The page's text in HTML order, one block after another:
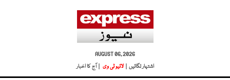
AUGUST 06, 2026
اشتہار لگائیں |
لائیو ٹی وی | آج کا اخبار